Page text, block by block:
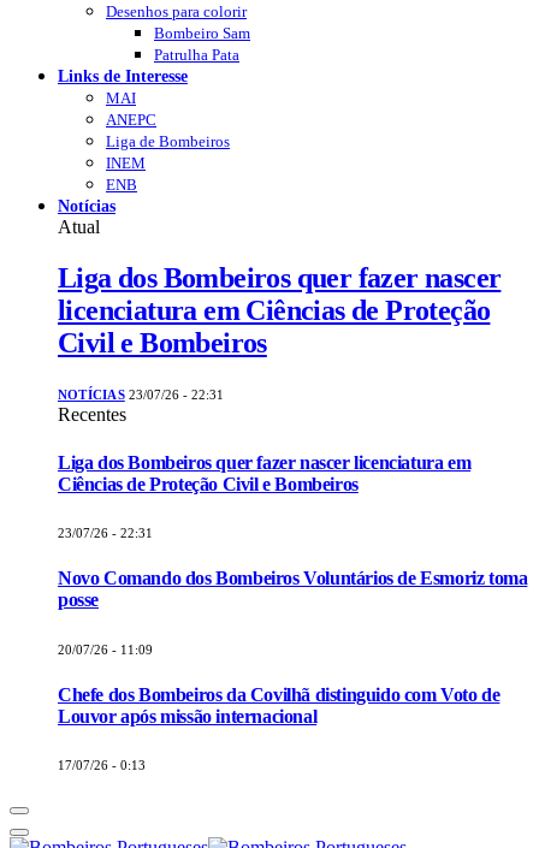
Desenhos para colorir
Bombeiro Sam
Patrulha Pata
Links de Interesse
MAI
ANEPC
Liga de Bombeiros
INEM
ENB
Notícias
Atual
Liga dos Bombeiros quer fazer nascer
licenciatura em Ciências de Proteção
Civil e Bombeiros
NOTÍCIAS 23/07/26 - 22:31
Recentes
Liga dos Bombeiros quer fazer nascer licenciatura em
Ciências de Proteção Civil e Bombeiros
23/07/26 - 22:31
Novo Comando dos Bombeiros Voluntários de Esmoriz toma
posse
20/07/26 - 11:09
Chefe dos Bombeiros da Covilhã distinguido com Voto de
Louvor após missão internacional
17/07/26 - 0:13